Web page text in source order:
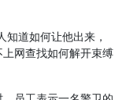
知道如何让他出来，
网查找如何解开束缚